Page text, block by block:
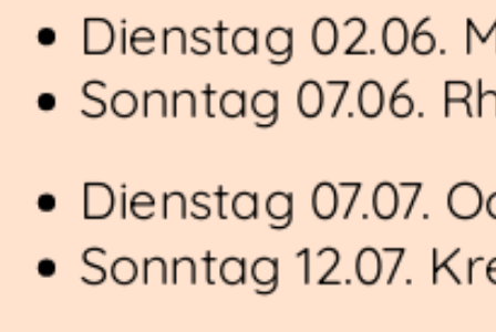
Dienstag 02.06.
Sonntag 07.06.
Dienstag 07.07.
Sonntag 12.07.